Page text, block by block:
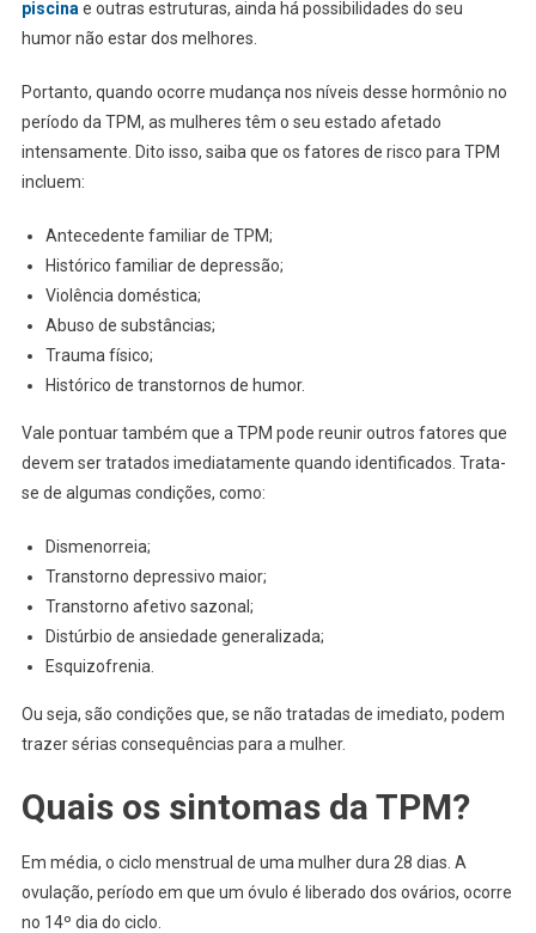
piscina e outras estruturas, ainda há possibilidades do seu
humor não estar dos melhores.
Portanto, quando ocorre mudança nos níveis desse hormônio no
período da TPM, as mulheres têm o seu estado afetado
intensamente. Dito isso, saiba que os fatores de risco para TPM
incluem:
Antecedente familiar de TPM;
Histórico familiar de depressão;
Violência doméstica;
Abuso de substâncias;
Trauma físico;
Histórico de transtornos de humor.
Vale pontuar também que a TPM pode reunir outros fatores que
devem ser tratados imediatamente quando identificados. Trata-
se de algumas condições, como:
Dismenorreia;
Transtorno depressivo maior;
Transtorno afetivo sazonal;
Distúrbio de ansiedade generalizada;
Esquizofrenia.
Ou seja, são condições que, se não tratadas de imediato, podem
trazer sérias consequências para a mulher.
Quais os sintomas da TPM?
Em média, o ciclo menstrual de uma mulher dura 28 dias. A
ovulação, período em que um óvulo é liberado dos ovários, ocorre
no 14º dia do ciclo.